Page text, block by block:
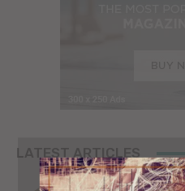
LATEST ARTICLES